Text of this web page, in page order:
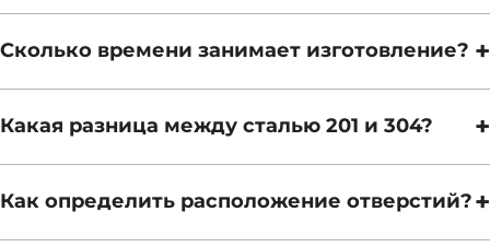
Сколько времени занимает изготовление? +
Какая разница между сталью 201 и 304? +
Как определить расположение отверстий?+